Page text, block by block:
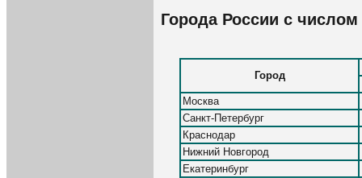
Города России с
Город
Москва
Санкт-Петербург
Краснодар
Нижний Новгород
Екатеринбург